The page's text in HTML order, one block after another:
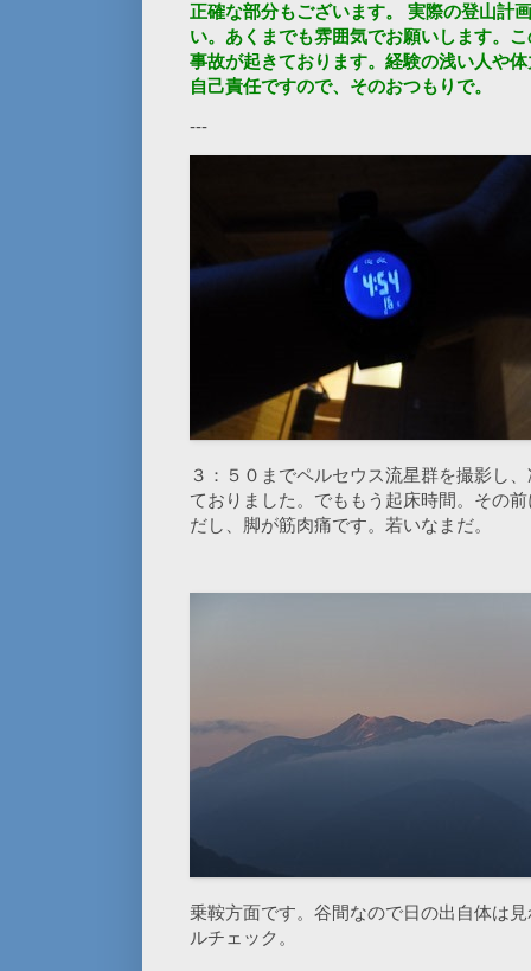
正確な部分もございます。 実際の登山計
い。あくまでも雰囲気でお願いします。
事故が起きております。経験の浅い人や
自己責任ですので、そのおつもりで。
---
３：５０までペルセウス流星群を撮影し
ておりました。でももう起床時間。その
だし、脚が筋肉痛です。若いなまだ。
乗鞍方面です。谷間なので日の出自体は
ルチェック。